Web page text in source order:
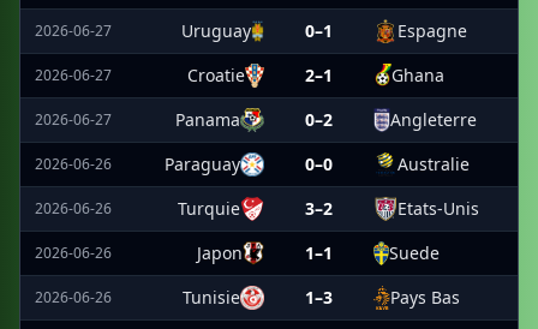
2026-06-27 Uruguay 0–1 Espagne
2026-06-27 Croatie 2–1 Ghana
2026-06-27 Panama 0–2 Angleterre
2026-06-26 Paraguay 0–0 Australie
2026-06-26 Turquie 3–2 Etats-Unis
2026-06-26 Japon 1–1 Suede
2026-06-26 Tunisie 1–3 Pays Bas